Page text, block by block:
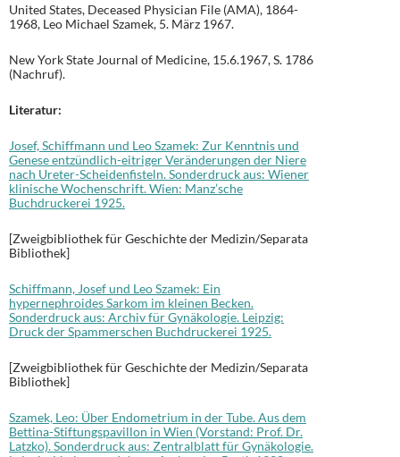
United States, Deceased Physician File (AMA), 1864-
1968, Leo Michael Szamek, 5. März 1967.
New York State Journal of Medicine, 15.6.1967, S. 1786
(Nachruf).
Literatur:
Josef, Schiffmann und Leo Szamek: Zur Kenntnis und
Genese entzündlich-eitriger Veränderungen der Niere
nach Ureter-Scheidenfisteln. Sonderdruck aus: Wiener
klinische Wochenschrift. Wien: Manz’sche
Buchdruckerei 1925.
[Zweigbibliothek für Geschichte der Medizin/Separata
Bibliothek]
Schiffmann, Josef und Leo Szamek: Ein
hypernephroides Sarkom im kleinen Becken.
Sonderdruck aus: Archiv für Gynäkologie. Leipzig:
Druck der Spammerschen Buchdruckerei 1925.
[Zweigbibliothek für Geschichte der Medizin/Separata
Bibliothek]
Szamek, Leo: Über Endometrium in der Tube. Aus dem
Bettina-Stiftungspavillon in Wien (Vorstand: Prof. Dr.
Latzko). Sonderdruck aus: Zentralblatt für Gynäkologie.